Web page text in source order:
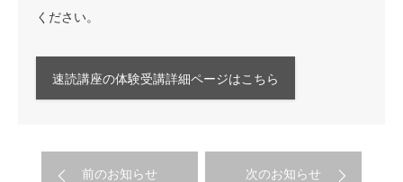
ください。
速読講座の体験受講詳細ページはこちら
前のお知らせ 次のお知らせ